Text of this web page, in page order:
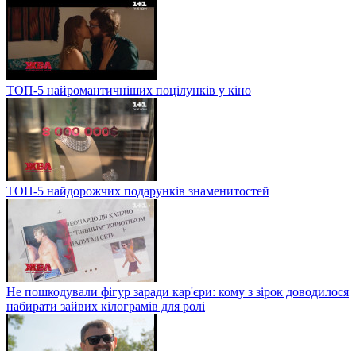
ТОП-5 найромантичніших поцілунків у кіно
ТОП-5 найдорожчих подарунків знаменитостей
Не пошкодували фігур заради кар'єри: кому з зірок доводилося
набирати зайвих кілограмів для ролі